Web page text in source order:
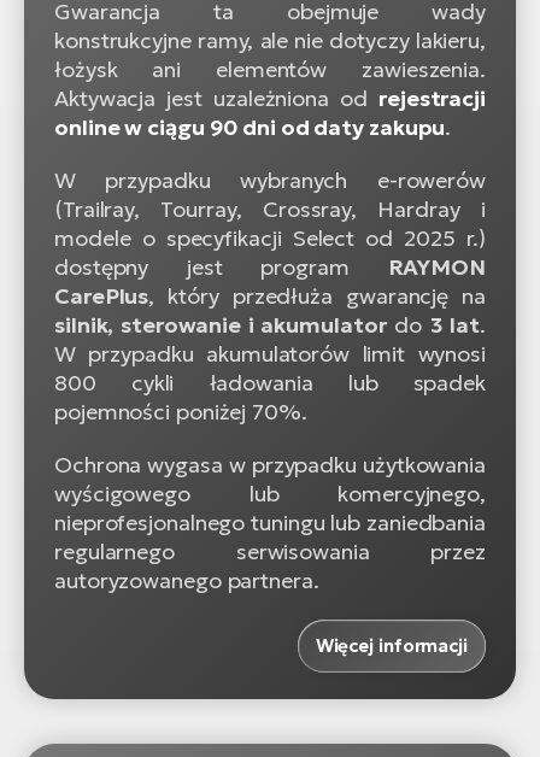
Gwarancja ta obejmuje wady
konstrukcyjne ramy, ale nie dotyczy lakieru,
łożysk ani elementów zawieszenia.
Aktywacja jest uzależniona od rejestracji
online w ciągu 90 dni od daty zakupu.
W przypadku wybranych e-rowerów
(Trailray, Tourray, Crossray, Hardray i
modele o specyfikacji Select od 2025 r.)
dostępny jest program
RAYMON
CarePlus, który przedłuża gwarancję na
silnik, sterowanie i akumulatordo 3 lat.
W przypadku akumulatorów limit wynosi
800 cykli ładowania lub spadek
pojemności poniżej 70%.
Ochrona wygasa w przypadku użytkowania
wyścigowego lub komercyjnego,
nieprofesjonalnego tuningu lub zaniedbania
regularnego serwisowania przez
autoryzowanego partnera.
Więcej informacji